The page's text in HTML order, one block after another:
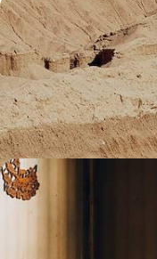
Atacama,
l'aventure chilienne
Partir à l'assaut de
déserts de sel, glaciers,
16 jours, de CHF 6000 à CHF
Un été au cœur de
que pour soi
De juin à septembre,
des foules, plus près de la